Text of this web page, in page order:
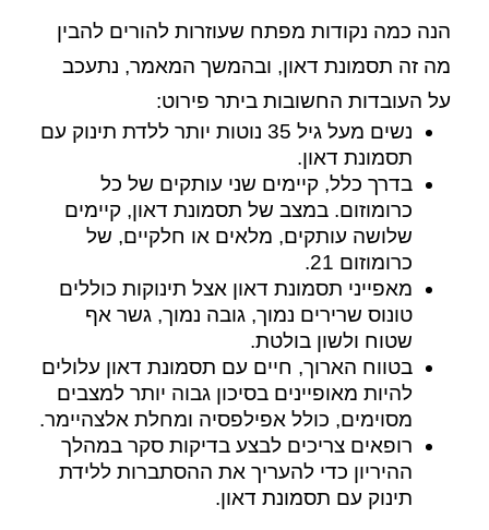
הנה כמה נקודות מפתח שעוזרות להורים להבין
מה זה תסמונת דאון, ובהמשך המאמר, נתעכב
על העובדות החשובות ביתר פירוט:
נשים מעל גיל 35 נוטות יותר ללדת תינוק עם
תסמונת דאון.
בדרך כלל, קיימים שני עותקים של כל
כרומוזום. במצב של תסמונת דאון, קיימים
שלושה עותקים, מלאים או חלקיים, של
כרומוזום 21.
מאפייני תסמונת דאון אצל תינוקות כוללים
טונוס שרירים נמוך, גובה נמוך, גשר אף
שטוח ולשון בולטת.
בטווח הארוך, חיים עם תסמונת דאון עלולים
להיות מאופיינים בסיכון גבוה יותר למצבים
מסוימים, כולל אפילפסיה ומחלת אלצהיימר.
רופאים צריכים לבצע בדיקות סקר במהלך
ההיריון כדי להעריך את ההסתברות ללידת
תינוק עם תסמונת דאון.